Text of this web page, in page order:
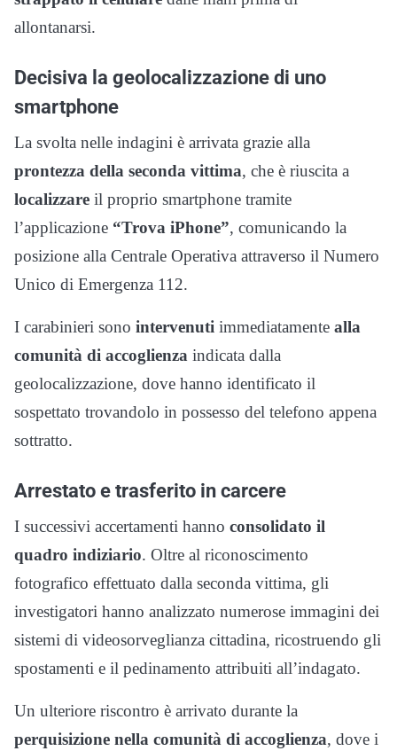
allontanarsi.
Decisiva la geolocalizzazione di uno
smartphone
La svolta nelle indagini è arrivata grazie alla
prontezza della seconda vittima, che è riuscita a
localizzare il proprio smartphone tramite
l’applicazione “Trova iPhone”, comunicando la
posizione alla Centrale Operativa attraverso il Numero
Unico di Emergenza 112.
I carabinieri sono intervenuti immediatamente alla
comunità di accoglienza indicata dalla
geolocalizzazione, dove hanno identificato il
sospettato trovandolo in possesso del telefono appena
sottratto.
Arrestato e trasferito in carcere
I successivi accertamenti hanno consolidato il
quadro indiziario. Oltre al riconoscimento
fotografico effettuato dalla seconda vittima, gli
investigatori hanno analizzato numerose immagini dei
sistemi di videosorveglianza cittadina, ricostruendo gli
spostamenti e il pedinamento attribuiti all’indagato.
Un ulteriore riscontro è arrivato durante la
perquisizione nella comunità di accoglienza, dove i